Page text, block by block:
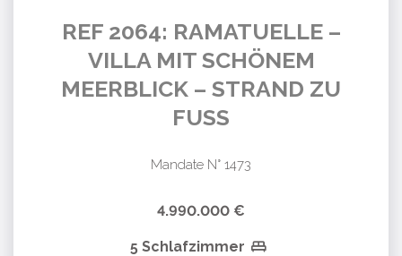
REF 2064: RAMATUELLE –
VILLA MIT SCHÖNEM
MEERBLICK – STRAND ZU
FUSS
Mandate N° 1473
4.990.000 €
5 Schlafzimmer